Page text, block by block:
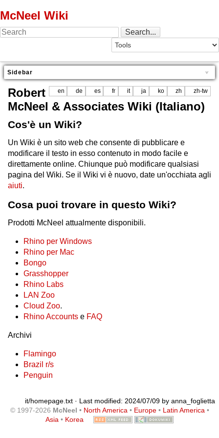
McNeel Wiki
Sidebar
en de es fr it ja ko zh zh-tw
Robert
McNeel & Associates Wiki (Italiano)
Cos'è un Wiki?
Un Wiki è un sito web che consente di pubblicare e
modificare il testo in esso contenuto in modo facile e
direttamente online. Chiunque può modificare qualsiasi
pagina del Wiki. Se il Wiki vi è nuovo, date un'occhiata agli
aiuti.
Cosa puoi trovare in questo Wiki?
Prodotti McNeel attualmente disponibili.
Rhino per Windows
Rhino per Mac
Bongo
Grasshopper
Rhino Labs
LAN Zoo
Cloud Zoo.
Rhino Accounts e FAQ
Archivi
Flamingo
Brazil r/s
Penguin
it/homepage.txt · Last modified: 2024/07/09 by anna_foglietta
© 1997-2026 McNeel • North America • Europe• Latin America •
Asia • Korea